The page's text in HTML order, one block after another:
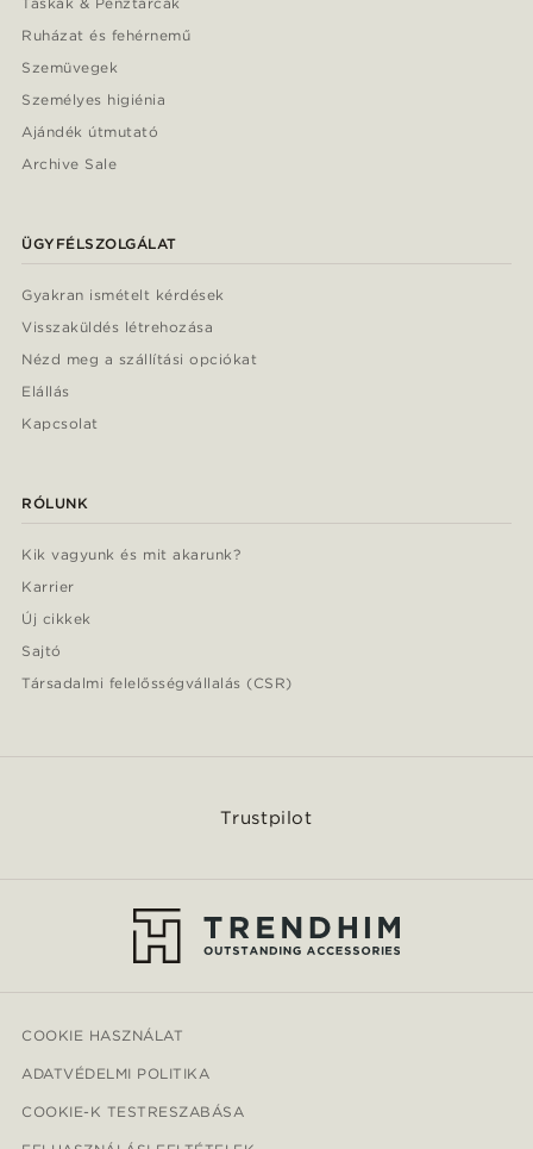
Ruházat és fehérnemű
Szemüvegek
Személyes higiénia
Ajándék útmutató
Archive Sale
ÜGYFÉLSZOLGÁLAT
Gyakran ismételt kérdések
Visszaküldés létrehozása
Nézd meg a szállítási opciókat
Elállás
Kapcsolat
RÓLUNK
Kik vagyunk és mit akarunk?
Karrier
Új cikkek
Sajtó
Társadalmi felelősségvállalás (CSR)
Trustpilot
COOKIE HASZNÁLAT
ADATVÉDELMI POLITIKA
COOKIE-K TESTRESZABÁSA